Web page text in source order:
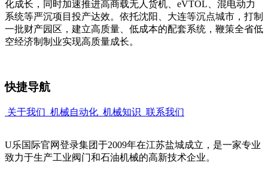
化成长，同时加速推进高商载无人货机、eVTOL、混电动力
系统等严沉项目投产达效。依托沈阳、大连等沉点城市，打制
一批财产园区，建立高质量、低成本的配套系统，鞭策全省低
空经济制制业实现高质量成长。
快捷导航
关于我们 机械自动化 机械知识 联系我们
U乐国际官网登录集团于2009年在江苏盐城成立，是一家专业
致力于生产工业阀门和石油机械的高新技术企业。